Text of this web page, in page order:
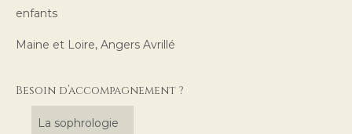
enfants
Maine et Loire, Angers Avrillé
Besoin d’accompagnement ?
La sophrologie